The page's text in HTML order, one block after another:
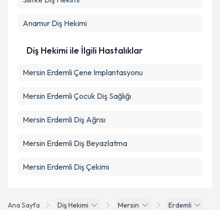
Ana Sayfa Diş Hekimi Mersin Erdemli
Anamur Diş Hekimi
Diş Hekimi ile İlgili Hastalıklar
Mersin Erdemli Çene Implantasyonu
Mersin Erdemli Çocuk Diş Sağlığı
Mersin Erdemli Diş Ağrısı
Mersin Erdemli Diş Beyazlatma
Mersin Erdemli Diş Çekimi